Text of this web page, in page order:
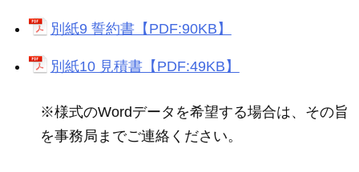
別紙9 誓約書【PDF:90KB】
別紙10 見積書【PDF:49KB】
※様式のWordデータを希望する場合は、その旨
を事務局までご連絡ください。